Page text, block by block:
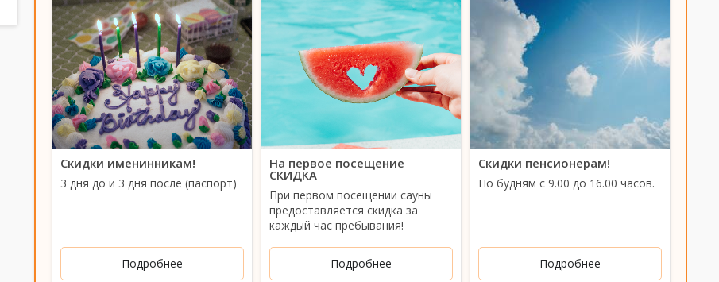
Скидки именинникам!
3 дня до и 3 дня после (паспорт)
Подробнее
На первое посещение
СКИДКА
При первом посещении сауны
предоставляется скидка за
каждый час пребывания!
Подробнее
Скидки пенсионерам!
По будням с 9.00 до 16.00 часов.
Подробнее